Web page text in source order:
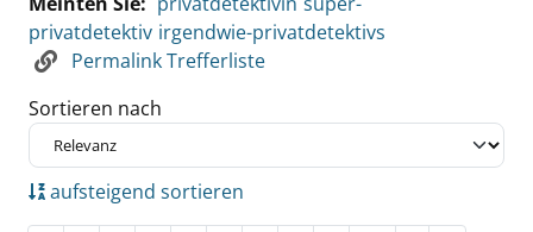
privatdetektiv irgendwie-privatdetektivs
Permalink Trefferliste
Sortieren nach
aufsteigend sortieren